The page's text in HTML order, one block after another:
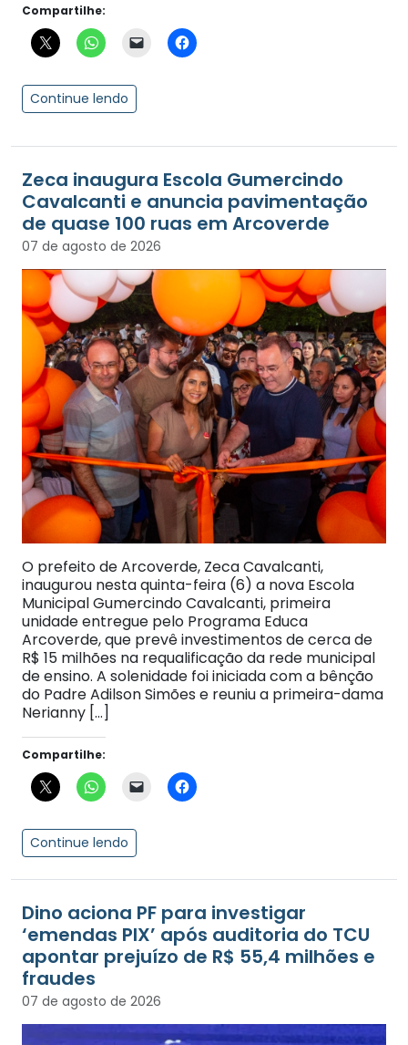
Compartilhe:
Continue lendo
Zeca inaugura Escola Gumercindo
Cavalcanti e anuncia pavimentação
de quase 100 ruas em Arcoverde
07 de agosto de 2026
O prefeito de Arcoverde, Zeca Cavalcanti,
inaugurou nesta quinta-feira (6) a nova Escola
Municipal Gumercindo Cavalcanti, primeira
unidade entregue pelo Programa Educa
Arcoverde, que prevê investimentos de cerca de
R$ 15 milhões na requalificação da rede municipal
de ensino. A solenidade foi iniciada com a bênção
do Padre Adilson Simões e reuniu a primeira-dama
Nerianny […]
Compartilhe:
Continue lendo
Dino aciona PF para investigar
‘emendas PIX’ após auditoria do TCU
apontar prejuízo de R$ 55,4 milhões e
fraudes
07 de agosto de 2026